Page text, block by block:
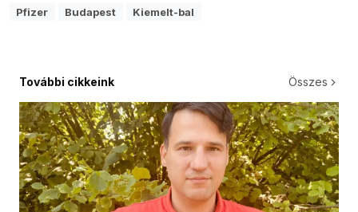
Pfizer Budapest Kiemelt-bal
További cikkeink Összes